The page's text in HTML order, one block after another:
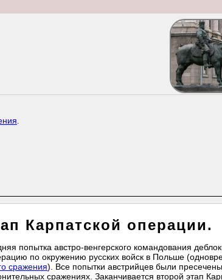
.
Карпатской операции.
попытка австро-венгерского командования
по окружению русских войск в Польше
сражения). Все попытки австрийцев были
сражениях. Заканчивается второй этап